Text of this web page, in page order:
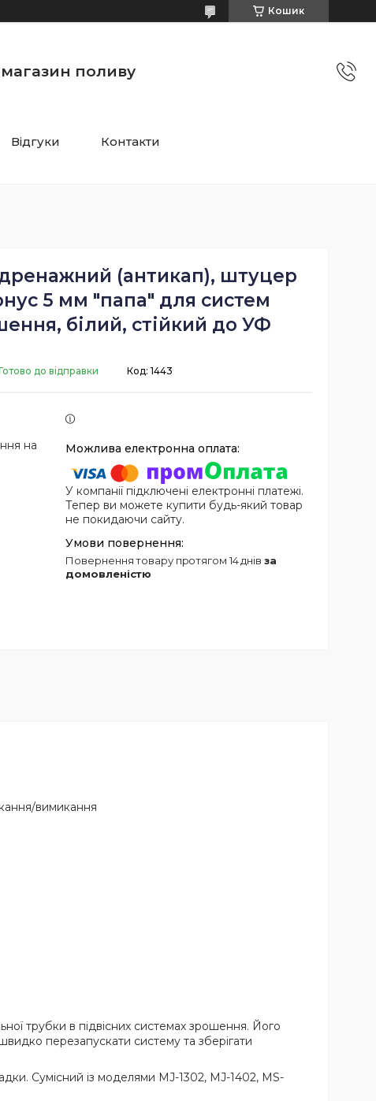
Кошик
поливу
Відгуки Контакти
(антикап), штуцер
5 мм "папа" для систем
білий, стійкий до УФ
до відправки Код: 1443
на
У компанії підключені електронні платежі.
Тепер ви можете купити будь-який товар
не покидаючи сайту.
повернення товару протягом 14 днів за
домовленістю
вимикання
трубки в підвісних системах зрошення. Його
перезапускати систему та зберігати
Сумісний із моделями MJ-1302, MJ-1402, MS-